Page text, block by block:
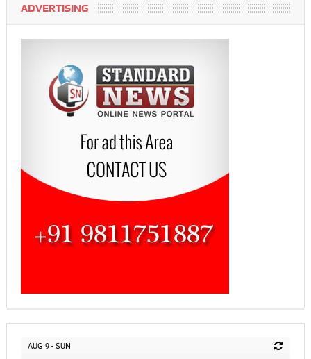
ADVERTISING
AUG 9 - SUN